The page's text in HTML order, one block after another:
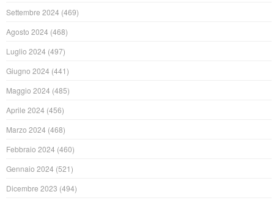
Settembre 2024 (469)
Agosto 2024 (468)
Luglio 2024 (497)
Giugno 2024 (441)
Maggio 2024 (485)
Aprile 2024 (456)
Marzo 2024 (468)
Febbraio 2024 (460)
Gennaio 2024 (521)
Dicembre 2023 (494)